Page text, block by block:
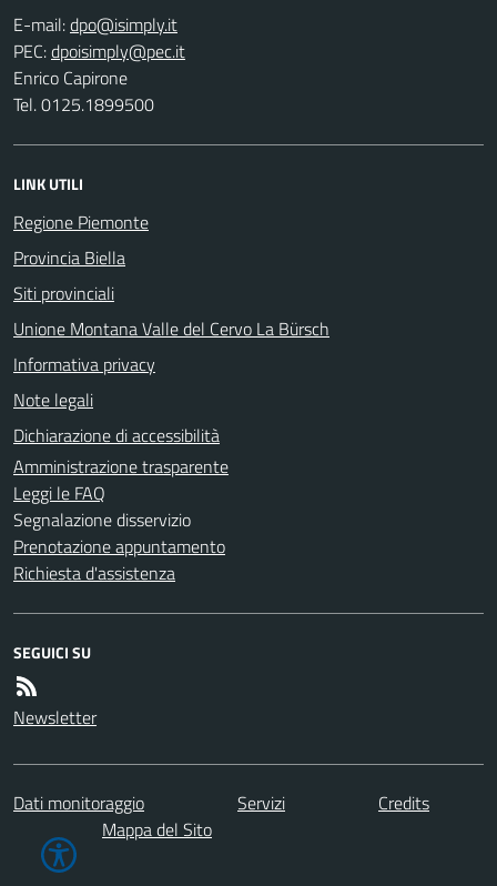
E-mail:
PEC:
Enrico Capirone
Tel. 0125.1899500
LINK UTILI
Regione Piemonte
Provincia Biella
Siti provinciali
Unione Montana Valle del Cervo La Bürsch
Informativa privacy
Note legali
Dichiarazione di accessibilità
Amministrazione trasparente
Leggi le FAQ
Segnalazione disservizio
Prenotazione appuntamento
Richiesta d'assistenza
SEGUICI SU
Newsletter
Dati monitoraggio Servizi
Credits
Mappa del Sito